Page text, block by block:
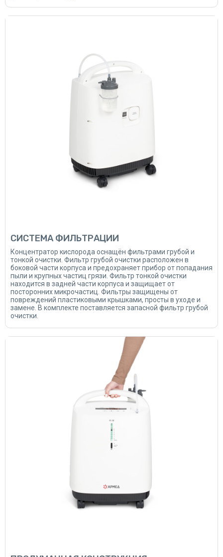
СИСТЕМА ФИЛЬТРАЦИИ
Концентратор кислорода оснащён фильтрами грубой и
тонкой очистки. Фильтр грубой очистки расположен в
боковой части корпуса и предохраняет прибор от попадания
пыли и крупных частиц грязи. Фильтр тонкой очистки
находится в задней части корпуса и защищает от
посторонних микрочастиц. Фильтры защищены от
повреждений пластиковыми крышками, просты в уходе и
замене. В комплекте поставляется запасной фильтр грубой
очистки.